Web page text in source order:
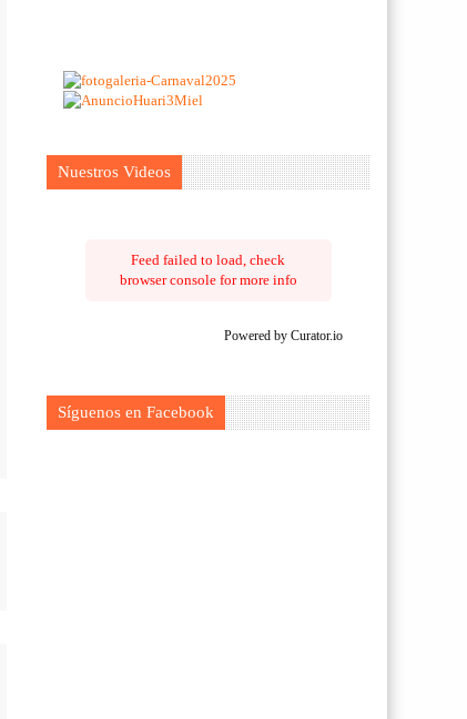
Nuestros Videos
Feed failed to load, check
browser console for more info
Powered by Curator.io
Síguenos en Facebook